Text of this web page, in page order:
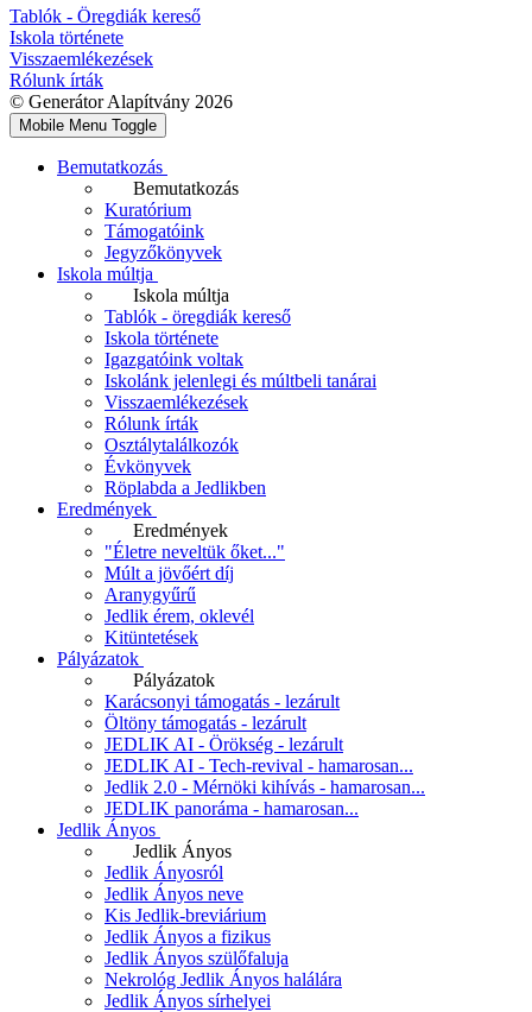
Tablók - Öregdiák kereső
Iskola története
Visszaemlékezések
Rólunk írták
© Generátor Alapítvány 2026
Mobile Menu Toggle
Bemutatkozás
Bemutatkozás
Kuratórium
Támogatóink
Jegyzőkönyvek
Iskola múltja
Iskola múltja
Tablók - öregdiák kereső
Iskola története
Igazgatóink voltak
Iskolánk jelenlegi és múltbeli tanárai
Visszaemlékezések
Rólunk írták
Osztálytalálkozók
Évkönyvek
Röplabda a Jedlikben
Eredmények
Eredmények
"Életre neveltük őket..."
Múlt a jövőért díj
Aranygyűrű
Jedlik érem, oklevél
Kitüntetések
Pályázatok
Pályázatok
Karácsonyi támogatás - lezárult
Öltöny támogatás - lezárult
JEDLIK AI - Örökség - lezárult
JEDLIK AI - Tech-revival - hamarosan...
Jedlik 2.0 - Mérnöki kihívás - hamarosan...
JEDLIK panoráma - hamarosan...
Jedlik Ányos
Jedlik Ányos
Jedlik Ányosról
Jedlik Ányos neve
Kis Jedlik-breviárium
Jedlik Ányos a fizikus
Jedlik Ányos szülőfaluja
Nekrológ Jedlik Ányos halálára
Jedlik Ányos sírhelyei